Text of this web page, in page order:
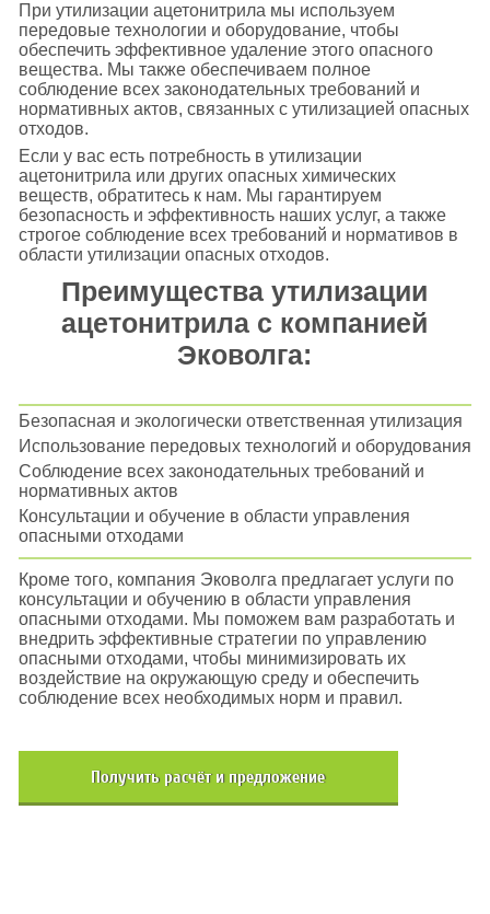
При утилизации ацетонитрила мы используем
передовые технологии и оборудование, чтобы
обеспечить эффективное удаление этого опасного
вещества. Мы также обеспечиваем полное
соблюдение всех законодательных требований и
нормативных актов, связанных с утилизацией опасных
отходов.
Если у вас есть потребность в утилизации
ацетонитрила или других опасных химических
веществ, обратитесь к нам. Мы гарантируем
безопасность и эффективность наших услуг, а также
строгое соблюдение всех требований и нормативов в
области утилизации опасных отходов.
Преимущества утилизации
ацетонитрила с компанией
Эковолга:
Безопасная и экологически ответственная утилизация
Использование передовых технологий и оборудования
Соблюдение всех законодательных требований и
нормативных актов
Консультации и обучение в области управления
опасными отходами
Кроме того, компания Эковолга предлагает услуги по
консультации и обучению в области управления
опасными отходами. Мы поможем вам разработать и
внедрить эффективные стратегии по управлению
опасными отходами, чтобы минимизировать их
воздействие на окружающую среду и обеспечить
соблюдение всех необходимых норм и правил.
Получить расчёт и предложение